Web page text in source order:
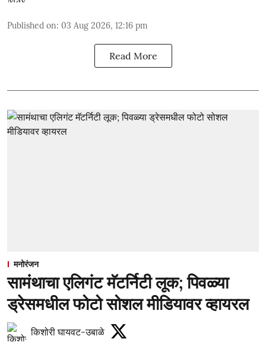
Published on: 03 Aug 2026, 12:16 pm
Read More
मनोरंजन
सामंथाचा एलिगंट मॅटर्निटी लूक; पिवळ्या
ड्रेसमधील फोटो सोशल मीडियावर व्हायरल
किशोरी घायवट-उबाळे